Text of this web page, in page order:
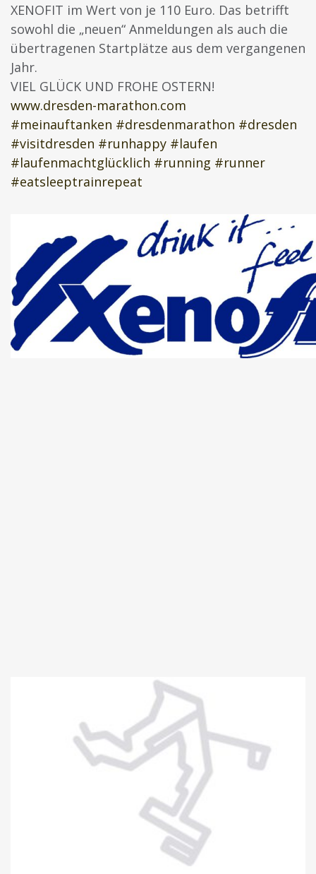
XENOFIT im Wert von je 110 Euro. Das betrifft
sowohl die „neuen“ Anmeldungen als auch die
übertragenen Startplätze aus dem vergangenen
Jahr.
VIEL GLÜCK UND FROHE OSTERN!
www.dresden-marathon.com
#meinauftanken #dresdenmarathon #dresden
#visitdresden #runhappy #laufen
#laufenmachtglücklich #running #runner
#eatsleeptrainrepeat